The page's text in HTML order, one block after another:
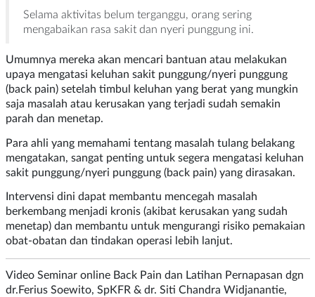
Selama aktivitas belum terganggu, orang sering
mengabaikan rasa sakit dan nyeri punggung ini.
Umumnya mereka akan mencari bantuan atau melakukan
upaya mengatasi keluhan sakit punggung/nyeri punggung
(back pain) setelah timbul keluhan yang berat yang mungkin
saja masalah atau kerusakan yang terjadi sudah semakin
parah dan menetap.
Para ahli yang memahami tentang masalah tulang belakang
mengatakan, sangat penting untuk segera mengatasi keluhan
sakit punggung/nyeri punggung (back pain) yang dirasakan.
Intervensi dini dapat membantu mencegah masalah
berkembang menjadi kronis (akibat kerusakan yang sudah
menetap) dan membantu untuk mengurangi risiko pemakaian
obat-obatan dan tindakan operasi lebih lanjut.
Video Seminar onlineBack Pain dan Latihan Pernapasan dgn
dr.Ferius Soewito, SpKFR & dr. Siti Chandra Widjanantie,